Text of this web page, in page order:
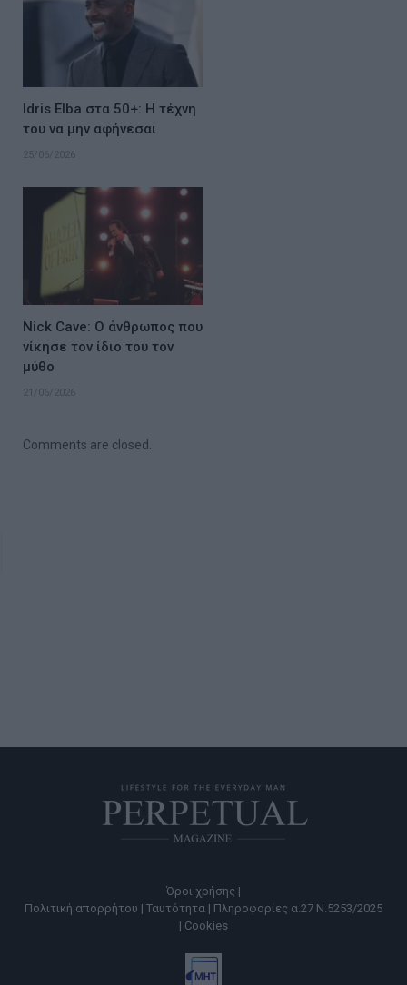
Idris Elba στα 50+: Η τέχνη
του να μην αφήνεσαι
25/06/2026
Nick Cave: Ο άνθρωπος που
νίκησε τον ίδιο του τον
μύθο
21/06/2026
Comments are closed.
Όροι χρήσης |
Πολιτική απορρήτου | Ταυτότητα | Πληροφορίες α.27 Ν.5253/2025
| Cookies